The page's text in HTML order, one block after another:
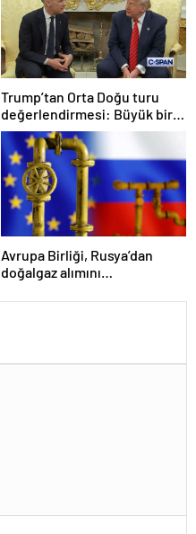
Trump’tan Orta Doğu turu
değerlendirmesi: Büyük bir
duyuru yapacağız
Avrupa Birliği, Rusya’dan
doğalgaz alımını